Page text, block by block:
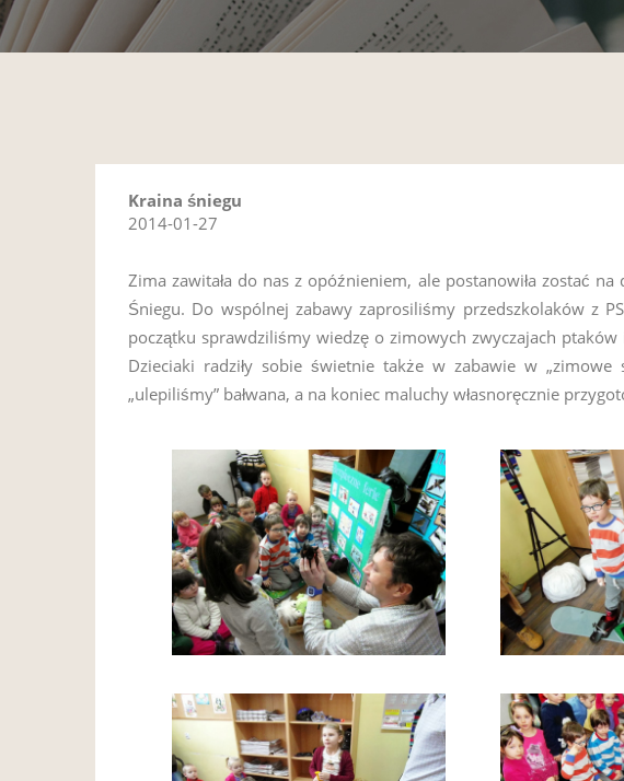
Kraina śniegu
2014-01-27
Zima zawitała do nas z opóźnieniem, ale postanowiła zostać
Śniegu. Do wspólnej zabawy zaprosiliśmy przedszkolaków z
początku sprawdziliśmy wiedzę o zimowych zwyczajach
Dzieciaki radziły sobie świetnie także w zabawie w
„ulepiliśmy” bałwana, a na koniec maluchy własnoręcznie